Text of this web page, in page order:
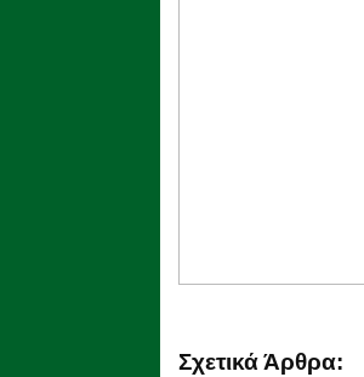
Σχετικά Άρθρα: